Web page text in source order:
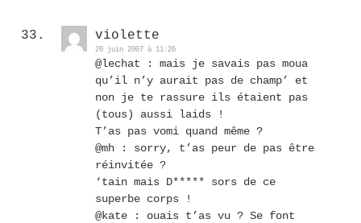
violette
20 juin 2007 à 11:26
@lechat : mais je savais pas moua
qu’il n’y aurait pas de champ’ et
non je te rassure ils étaient pas
(tous) aussi laids !
T’as pas vomi quand même ?
@mh : sorry, t’as peur de pas être
réinvitée ?
‘tain mais D***** sors de ce
superbe corps !
@kate : ouais t’as vu ? Se font